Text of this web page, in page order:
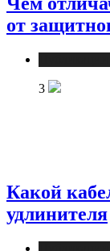
от
3
Какой
удлинителя